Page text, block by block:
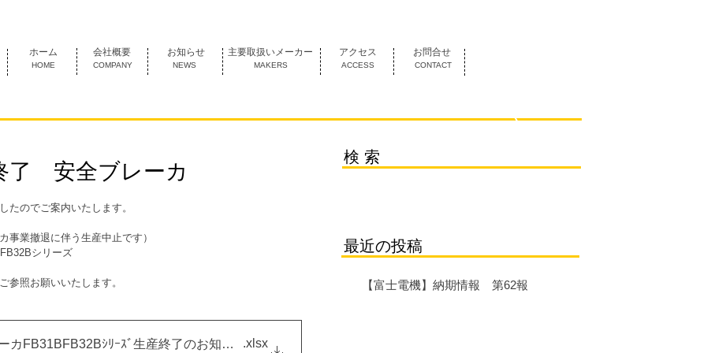
HOME COMPANY NEWS MAKERS ACCESS CONTACT
ホーム 会社概要 お知らせ 主要取扱いメーカー アクセス お問合せ
了 安全ブレーカ
たのでご案内いたします。
事業撤退に伴う生産中止です）
シリーズ
参照お願いいたします。
カFB31BFB32Bｼﾘｰｽﾞ生産終了のお知らせ.xlsx
検 索
最近の投稿
【富士電機】納期情報 第62報